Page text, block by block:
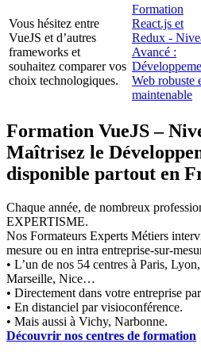
Vous hésitez entre
VueJS et d’autres
frameworks et
souhaitez comparer vos
choix technologiques.
Formation
React.js et
Redux -
Avancé :
Web robuste
maintenable
Formation VueJS –
Maîtrisez le
disponible partout en
Chaque année, de nombreux
EXPERTISME.
Nos Formateurs Experts Métiers
mesure ou en intra entreprise-sur-
• L’un de nos 54 centres à Paris,
Marseille, Nice…
• Directement dans votre entreprise
• En distanciel par visioconférence.
• Mais aussi à Vichy, Narbonne.
Découvrir nos centres de formation